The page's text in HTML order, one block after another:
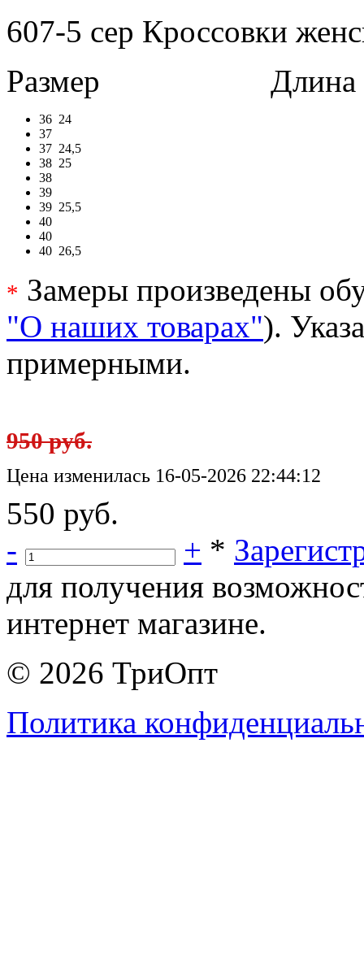
607-5 сер Кроссовки
Размер
Длина в
36 24
37
37 24,5
38 25
38
39
39 25,5
40
40
40 26,5
* Замеры произведены
"О наших товарах").
примерными.
950 руб.
Цена изменилась 16-05-2026 22:44:12
550 руб.
-
+ *
для получения
интернет магазине.
© 2026 ТриОпт
Политика